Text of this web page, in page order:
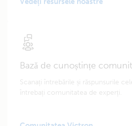
Bază de cunoștințe
Scanați întrebările și răspunsurile
întrebați comunitatea de experți.